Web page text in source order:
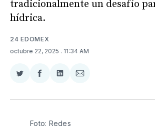
tradicionalmente un desafío
hídrica.
24 EDOMEX
octubre 22, 2025 . 11:34 AM
Compartir
Twitter
Compartir
Facebook
Compartir
LinkedIn
Compartir
Email
Foto: Redes